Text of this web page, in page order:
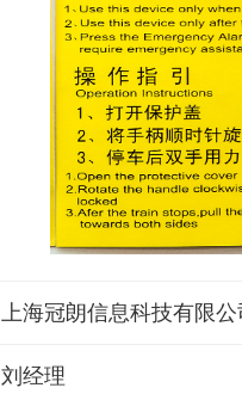
上海冠朗信息科技有限公
刘经理